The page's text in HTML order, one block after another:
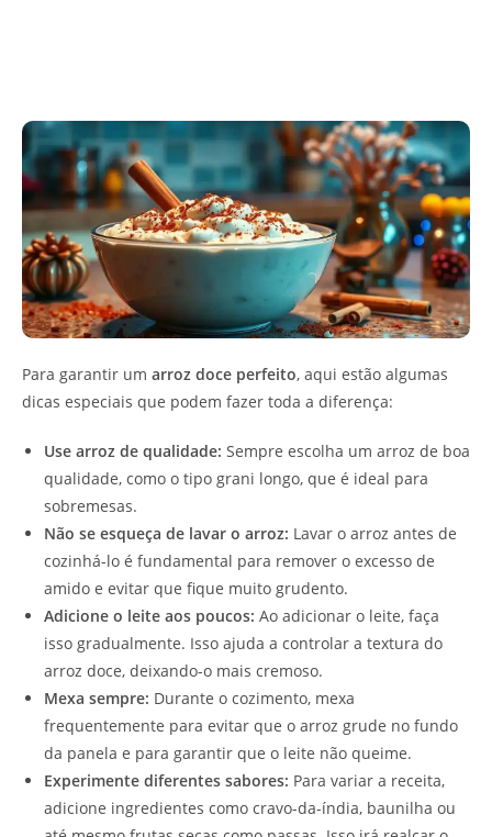
Para garantir um arroz doce perfeito, aqui estão algumas
dicas especiais que podem fazer toda a diferença:
Use arroz de qualidade: Sempre escolha um arroz de boa
qualidade, como o tipo grani longo, que é ideal para
sobremesas.
Não se esqueça de lavar o arroz: Lavar o arroz antes de
cozinhá-lo é fundamental para remover o excesso de
amido e evitar que fique muito grudento.
Adicione o leite aos poucos: Ao adicionar o leite, faça
isso gradualmente. Isso ajuda a controlar a textura do
arroz doce, deixando-o mais cremoso.
Mexa sempre: Durante o cozimento, mexa
frequentemente para evitar que o arroz grude no fundo
da panela e para garantir que o leite não queime.
Experimente diferentes sabores: Para variar a receita,
adicione ingredientes como cravo-da-índia, baunilha ou